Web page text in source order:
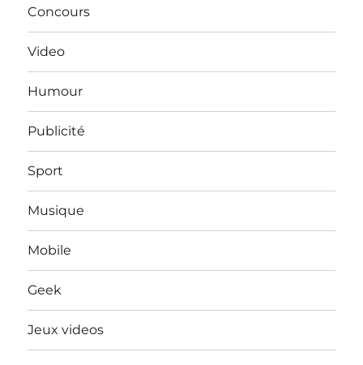
Concours
Video
Humour
Publicité
Sport
Musique
Mobile
Geek
Jeux videos